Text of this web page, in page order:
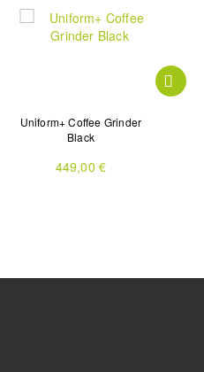
Uniform+ Coffee Grinder
Black
449,00 €